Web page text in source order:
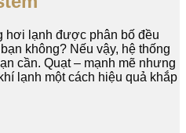
hơi lạnh được phân bố đều
không? Nếu vậy, hệ thống
cần. Quạt – mạnh mẽ nhưng
lạnh một cách hiệu quả khắp